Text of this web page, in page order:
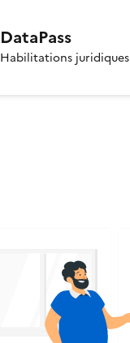
DataPass
Habilitations juridiques